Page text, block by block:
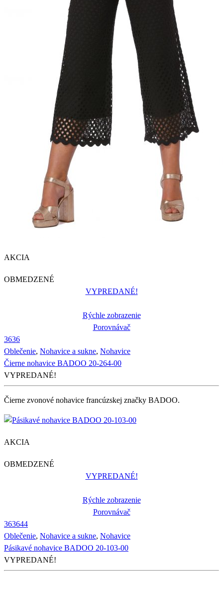
AKCIA
OBMEDZENÉ
VYPREDANÉ!
Rýchle zobrazenie
Porovnávač
3636
Oblečenie, Nohavice a sukne, Nohavice
Čierne nohavice BADOO 20-264-00
VYPREDANÉ!
Čierne zvonové nohavice francúzskej značky BADOO.
AKCIA
OBMEDZENÉ
VYPREDANÉ!
Rýchle zobrazenie
Porovnávač
363644
Oblečenie, Nohavice a sukne, Nohavice
Pásikavé nohavice BADOO 20-103-00
VYPREDANÉ!